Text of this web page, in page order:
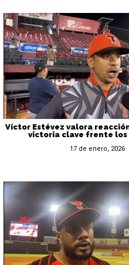
Víctor Estévez valora
victoria clave frente los
17 de enero, 2026